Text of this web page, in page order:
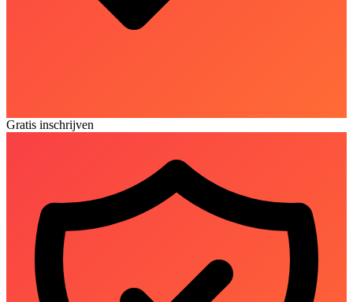
Gratis inschrijven